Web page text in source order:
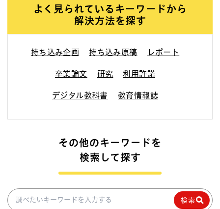
よく見られているキーワードから
解決方法を探す
持ち込み企画 持ち込み原稿 レポート
卒業論文 研究 利用許諾
デジタル教科書 教育情報誌
その他のキーワードを
検索して探す
調べたいキーワードを入力
検索